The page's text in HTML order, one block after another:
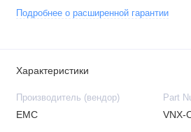
Подробнее о расширенной гарантии
Характеристики
Производитель (вендор)
EMC
Part
VNX-